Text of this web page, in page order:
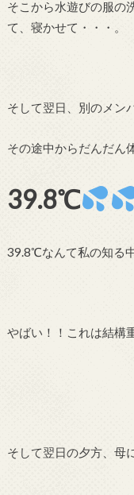
そこから水遊びの服の
て、寝かせて・・・。
そして翌日、別のメン
その途中からだんだん
39.8℃
39.8℃なんて私の知る
やばい！！これは結構
そして翌日の夕方、母